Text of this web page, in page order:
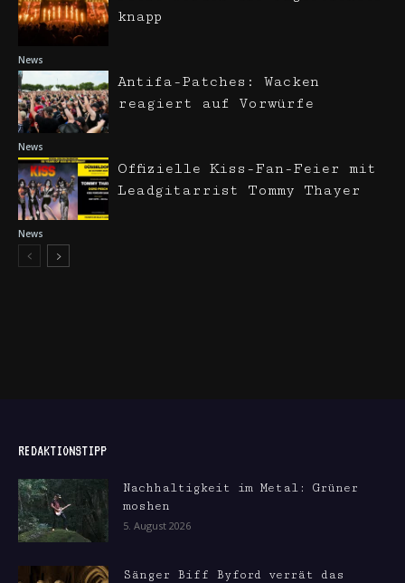
News
knapp
News
Antifa-Patches: Wacken
reagiert auf Vorwürfe
News
Offizielle Kiss-Fan-Feier mit
Leadgitarrist Tommy Thayer
REDAKTIONSTIPP
Nachhaltigkeit im Metal: Grüner
moshen
5. August 2026
Sänger Biff Byford verrät das